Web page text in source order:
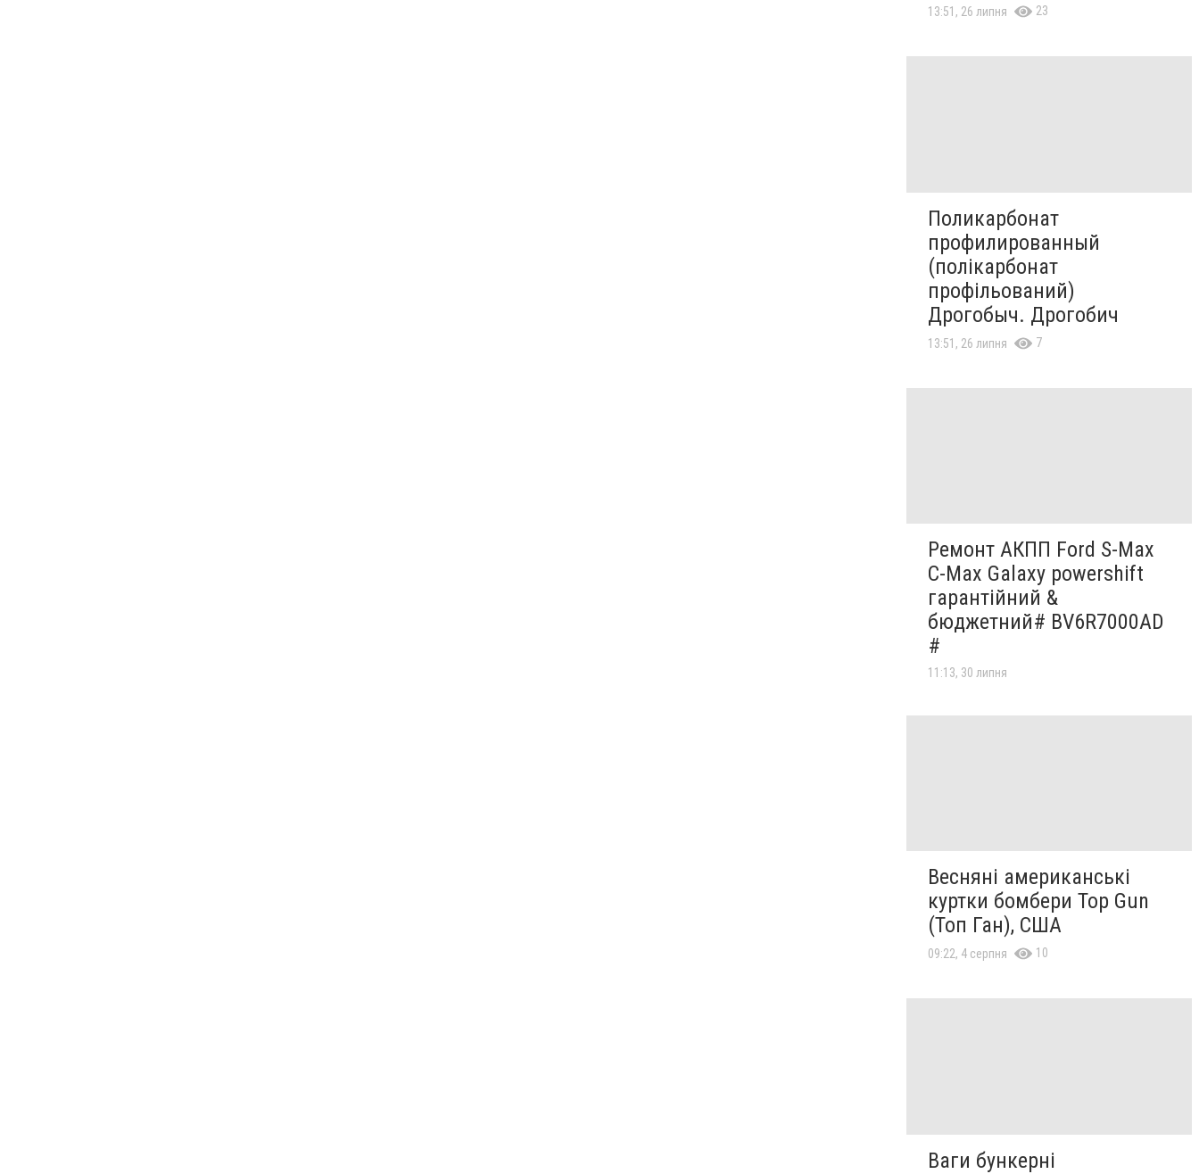
13:51, 26 липня 23
Поликарбонат
профилированный
(полікарбонат
профільований)
Дрогобыч. Дрогобич
13:51, 26 липня 7
Ремонт АКПП Ford S-Max
C-Max Galaxy powershift
гарантійний &
бюджетний# BV6R7000AD
#
11:13, 30 липня
Весняні американські
куртки бомбери Top Gun
(Топ Ган), США
09:22, 4 серпня 10
Ваги бункерні